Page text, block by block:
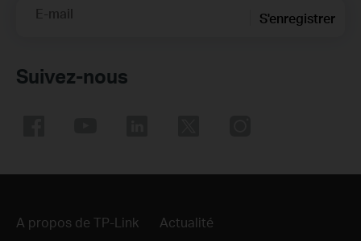
E-mail S'enregistrer
Suivez-nous
A propos de TP-Link Actualité